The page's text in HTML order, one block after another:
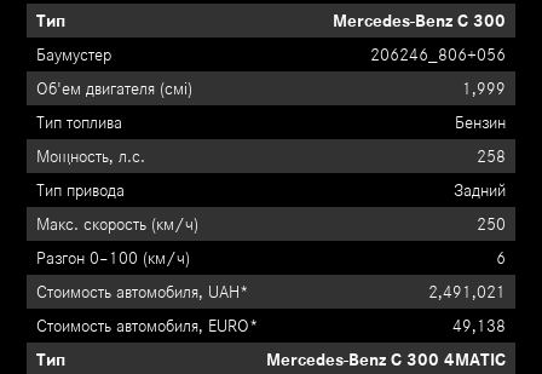
Mercedes-Benz C 300
206246_806+056
1,999
Бензин
258
Задний
250
6
2,491,021
49,138
Mercedes-Benz C 300 4MATIC